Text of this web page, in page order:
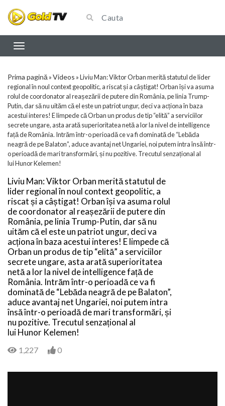
Prima pagină »Videos »Liviu Man: Viktor Orban merită statutul de lider
regional în noul context geopolitic, a riscat și a câștigat! Orban își va asuma
rolul de coordonator al reașezării de putere din România, pe linia Trump-
Putin, dar să nu uităm că el este un patriot ungur, deci va acționa în baza
acestui interes! E limpede că Orban un produs de tip “elită” a serviciilor
secrete ungare, asta arată superioritatea netă a lor la nivel de intelligence
față de România. Intrăm într-o perioadă ce va fi dominată de “Lebăda
neagră de pe Balaton”, aduce avantaj net Ungariei, noi putem intra însă într-
o perioadă de mari transformări, și nu pozitive. Trecutul senzațional al
lui Hunor Kelemen!
Liviu Man: Viktor Orban merită statutul de
lider regional în noul context geopolitic, a
riscat și a câștigat! Orban își va asuma rolul
de coordonator al reașezării de putere din
România, pe linia Trump-Putin, dar să nu
uităm că el este un patriot ungur, deci va
acționa în baza acestui interes! E limpede că
Orban un produs de tip “elită” a serviciilor
secrete ungare, asta arată superioritatea
netă a lor la nivel de intelligence față de
România. Intrăm într-o perioadă ce va fi
dominată de “Lebăda neagră de pe Balaton”,
aduce avantaj net Ungariei, noi putem intra
însă într-o perioadă de mari transformări, și
nu pozitive. Trecutul senzațional al
lui Hunor Kelemen!
1,227 0